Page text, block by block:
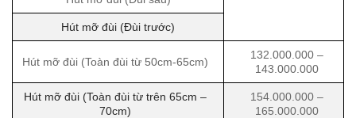
Hút mỡ đùi (Đùi trước)
Hút mỡ đùi (Toàn đùi từ 50cm-65cm)
132.000.000 –
143.000.000
Hút mỡ đùi (Toàn đùi từ trên 65cm –
70cm)
154.000.000 –
165.000.000